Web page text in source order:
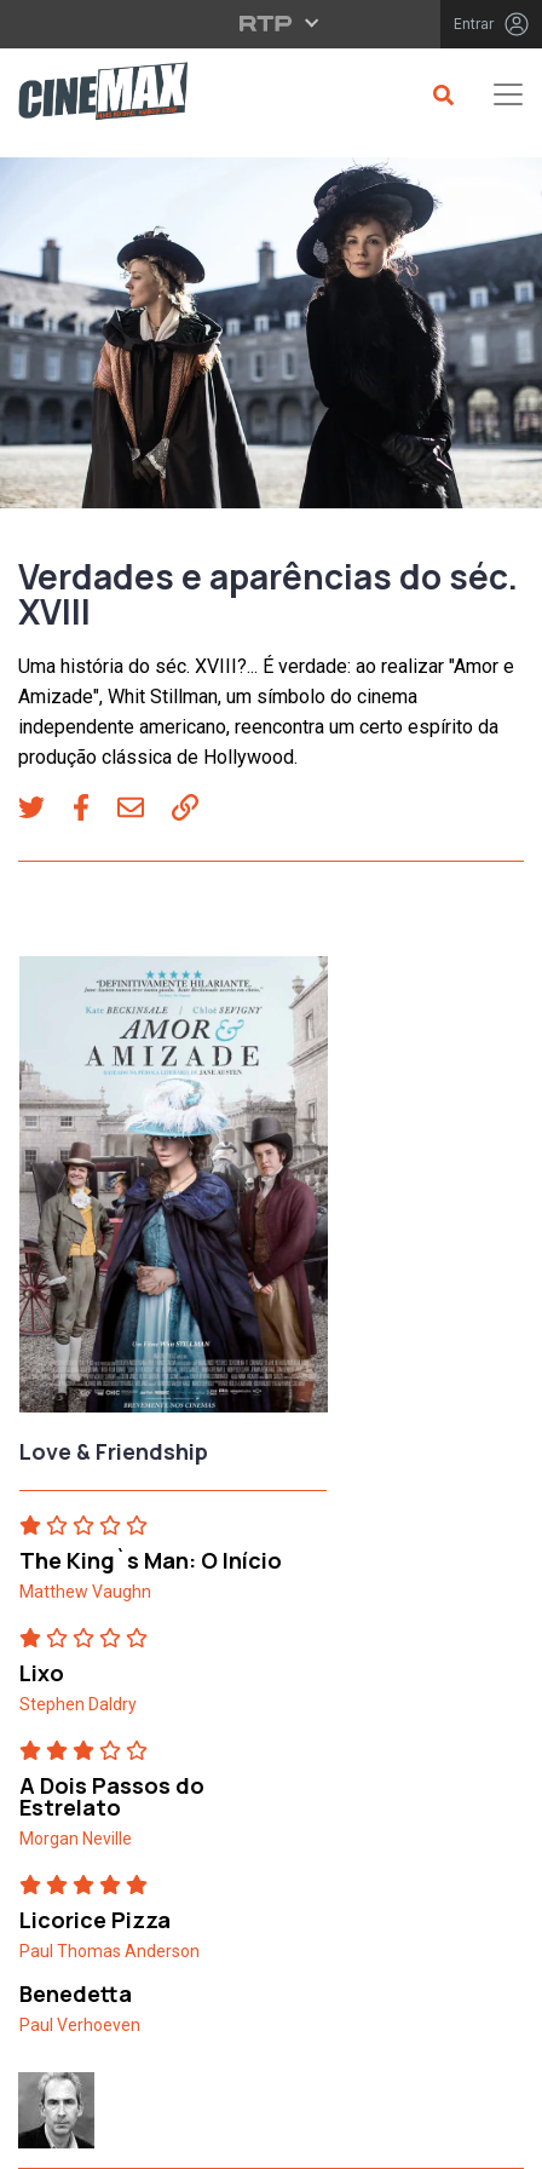
Saltar para o conteúdo principal Entrar
Verdades e aparências do séc.
XVIII
Uma história do séc. XVIII?... É verdade: ao realizar "Amor e
Amizade", Whit Stillman, um símbolo do cinema
independente americano, reencontra um certo espírito da
produção clássica de Hollywood.
Love & Friendship
The King`s Man: O Início
Matthew Vaughn
Lixo
Stephen Daldry
A Dois Passos do
Estrelato
Morgan Neville
Licorice Pizza
Paul Thomas Anderson
Benedetta
Paul Verhoeven